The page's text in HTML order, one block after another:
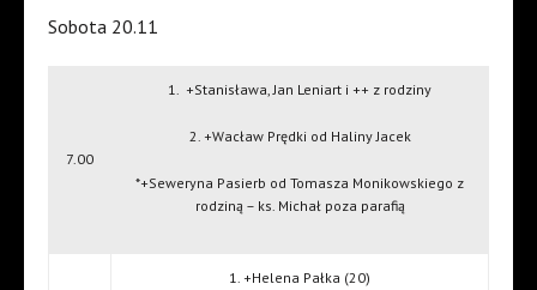
Sobota 20.11
7.00
1. +Stanisława, Jan Leniart i ++ z rodziny
2. +Wacław Prędki od Haliny Jacek
*+Seweryna Pasierb od Tomasza Monikowskiego z
rodziną – ks. Michał poza parafią
1. +Helena Pałka (20)